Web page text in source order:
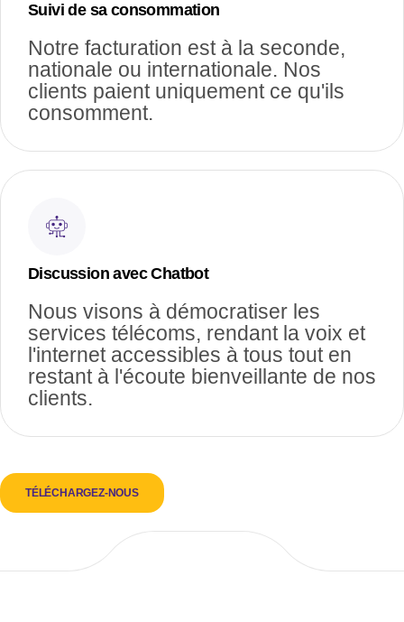
Suivi de sa consommation
Notre facturation est à la seconde,
nationale ou internationale. Nos
clients paient uniquement ce qu'ils
consomment.
Discussion avec Chatbot
Nous visons à démocratiser les
services télécoms, rendant la voix et
l'internet accessibles à tous tout en
restant à l'écoute bienveillante de nos
clients.
TÉLÉCHARGEZ-NOUS